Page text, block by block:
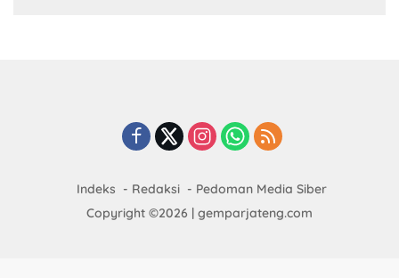
Indeks Redaksi
Pedoman Media Siber
Copyright ©2026 | gemparjateng.com